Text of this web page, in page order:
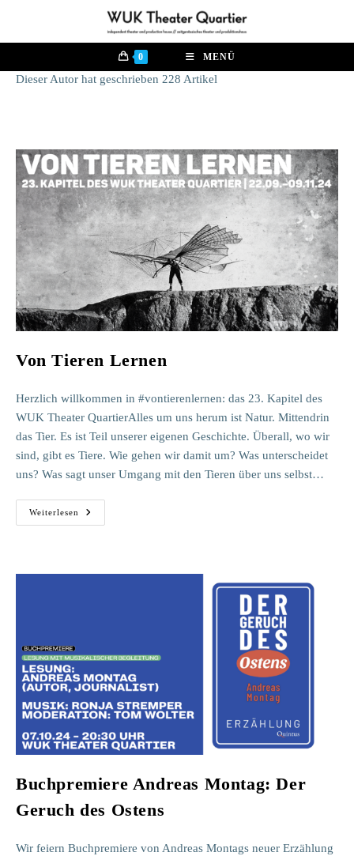
springen
0 MENÜ
Dieser Autor hat geschrieben 228 Artikel
Von Tieren Lernen
Herzlich willkommen in #vontierenlernen: das 23. Kapitel des
WUK Theater QuartierAlles um uns herum ist Natur. Mittendrin
das Tier. Es ist Teil unserer eigenen Geschichte. Überall, wo wir
sind, gibt es Tiere. Wie gehen wir damit um? Was unterscheidet
uns? Was sagt unser Umgang mit den Tieren über uns selbst…
Weiterlesen
Von
Tieren
Buchpremiere Andreas Montag: Der
Geruch des Ostens
Wir feiern Buchpremiere von Andreas Montags neuer Erzählung